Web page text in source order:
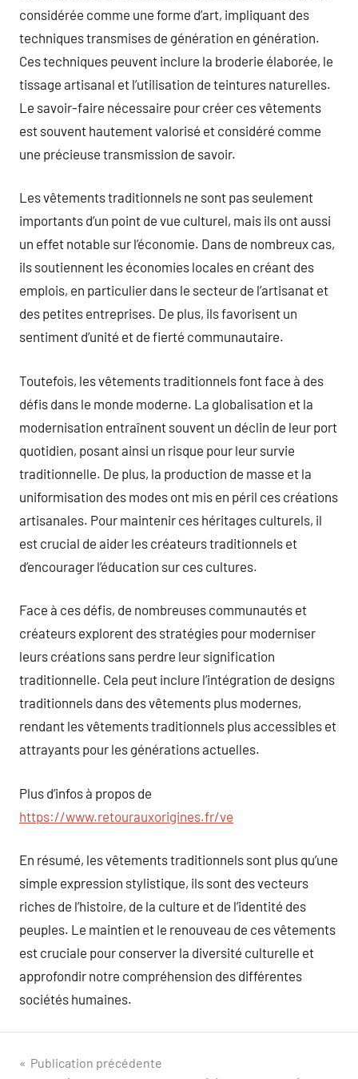
considérée comme une forme d’art, impliquant des
techniques transmises de génération en génération.
Ces techniques peuvent inclure la broderie élaborée, le
tissage artisanal et l’utilisation de teintures naturelles.
Le savoir-faire nécessaire pour créer ces vêtements
est souvent hautement valorisé et considéré comme
une précieuse transmission de savoir.
Les vêtements traditionnels ne sont pas seulement
importants d’un point de vue culturel, mais ils ont aussi
un effet notable sur l’économie. Dans de nombreux cas,
ils soutiennent les économies locales en créant des
emplois, en particulier dans le secteur de l’artisanat et
des petites entreprises. De plus, ils favorisent un
sentiment d’unité et de fierté communautaire.
Toutefois, les vêtements traditionnels font face à des
défis dans le monde moderne. La globalisation et la
modernisation entraînent souvent un déclin de leur port
quotidien, posant ainsi un risque pour leur survie
traditionnelle. De plus, la production de masse et la
uniformisation des modes ont mis en péril ces créations
artisanales. Pour maintenir ces héritages culturels, il
est crucial de aider les créateurs traditionnels et
d’encourager l’éducation sur ces cultures.
Face à ces défis, de nombreuses communautés et
créateurs explorent des stratégies pour moderniser
leurs créations sans perdre leur signification
traditionnelle. Cela peut inclure l’intégration de designs
traditionnels dans des vêtements plus modernes,
rendant les vêtements traditionnels plus accessibles et
attrayants pour les générations actuelles.
Plus d’infos à propos de
https://www.retourauxorigines.fr/ve
En résumé, les vêtements traditionnels sont plus qu’une
simple expression stylistique, ils sont des vecteurs
riches de l’histoire, de la culture et de l’identité des
peuples. Le maintien et le renouveau de ces vêtements
est cruciale pour conserver la diversité culturelle et
approfondir notre compréhension des différentes
sociétés humaines.
Navigation
Publication précédente